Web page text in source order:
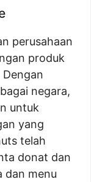
perusahaan
produk
negara,
untuk
yang
telah
donat dan
dan menu